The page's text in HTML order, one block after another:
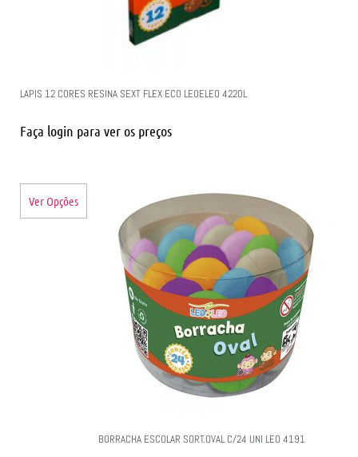
LAPIS 12 CORES RESINA SEXT FLEX ECO LEOELEO 4220L
Faça login para ver os preços
Ver Opções
BORRACHA ESCOLAR SORT.OVAL C/24 UNI LEO 4191